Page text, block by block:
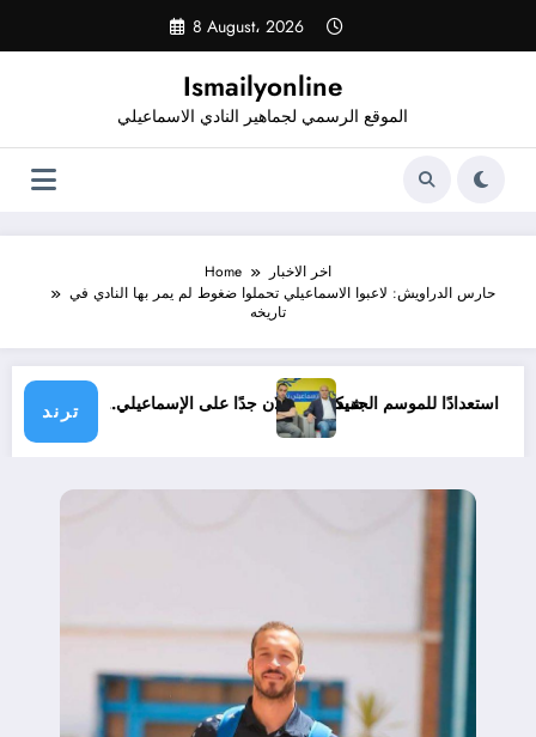
content
8 August، 2026
Ismailyonline
الموقع الرسمي لجماهير النادي الاسماعيلي
Home
اخر الاخبار
حارس الدراويش: لاعبوا الاسماعيلي تحملوا ضغوط لم يمر بها النادي في
تاريخه
ترند
شيكابالا: زعلان جدًا على الإسماعيلي..حتى الآن استعدادًا للموسم الجديد